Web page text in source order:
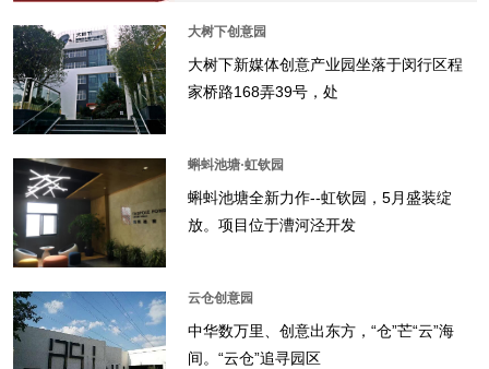
大树下创意园
大树下新媒体创意产业园坐落于闵行区程
家桥路168弄39号，处
蝌蚪池塘·虹钦园
蝌蚪池塘全新力作--虹钦园，5月盛装绽
放。项目位于漕河泾开发
云仓创意园
中华数万里、创意出东方，“仓”芒“云”海
间。“云仓”追寻园区